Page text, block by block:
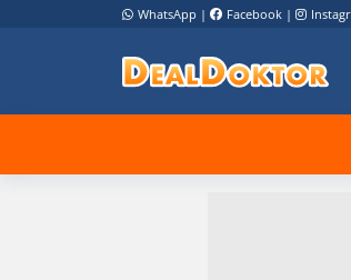
WhatsApp | Facebook |